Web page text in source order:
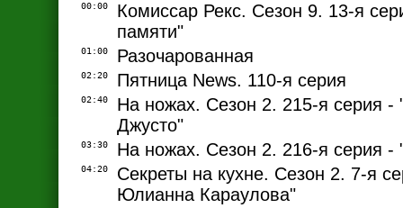
00:00
Комиссар Рекс. Сезон 9. 13-я
памяти"
01:00 Разочарованная
02:20 Пятница News. 110-я серия
02:40
На ножах. Сезон 2. 215-я серия -
Джусто"
03:30 На ножах. Сезон 2. 216-я серия
04:20
Секреты на кухне. Сезон 2. 7-я
Юлианна Караулова"